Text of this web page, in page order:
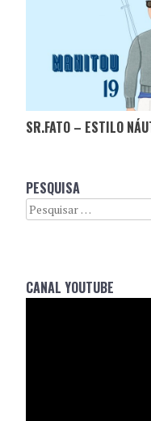
PESQUISA
Search
CANAL YOUTUBE